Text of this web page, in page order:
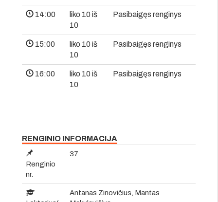
14:00
liko 10 iš
10
Pasibaigęs renginys
15:00
liko 10 iš
10
Pasibaigęs renginys
16:00
liko 10 iš
10
Pasibaigęs renginys
RENGINIO INFORMACIJA
Renginio
nr.
37
Antanas Zinovičius, Mantas